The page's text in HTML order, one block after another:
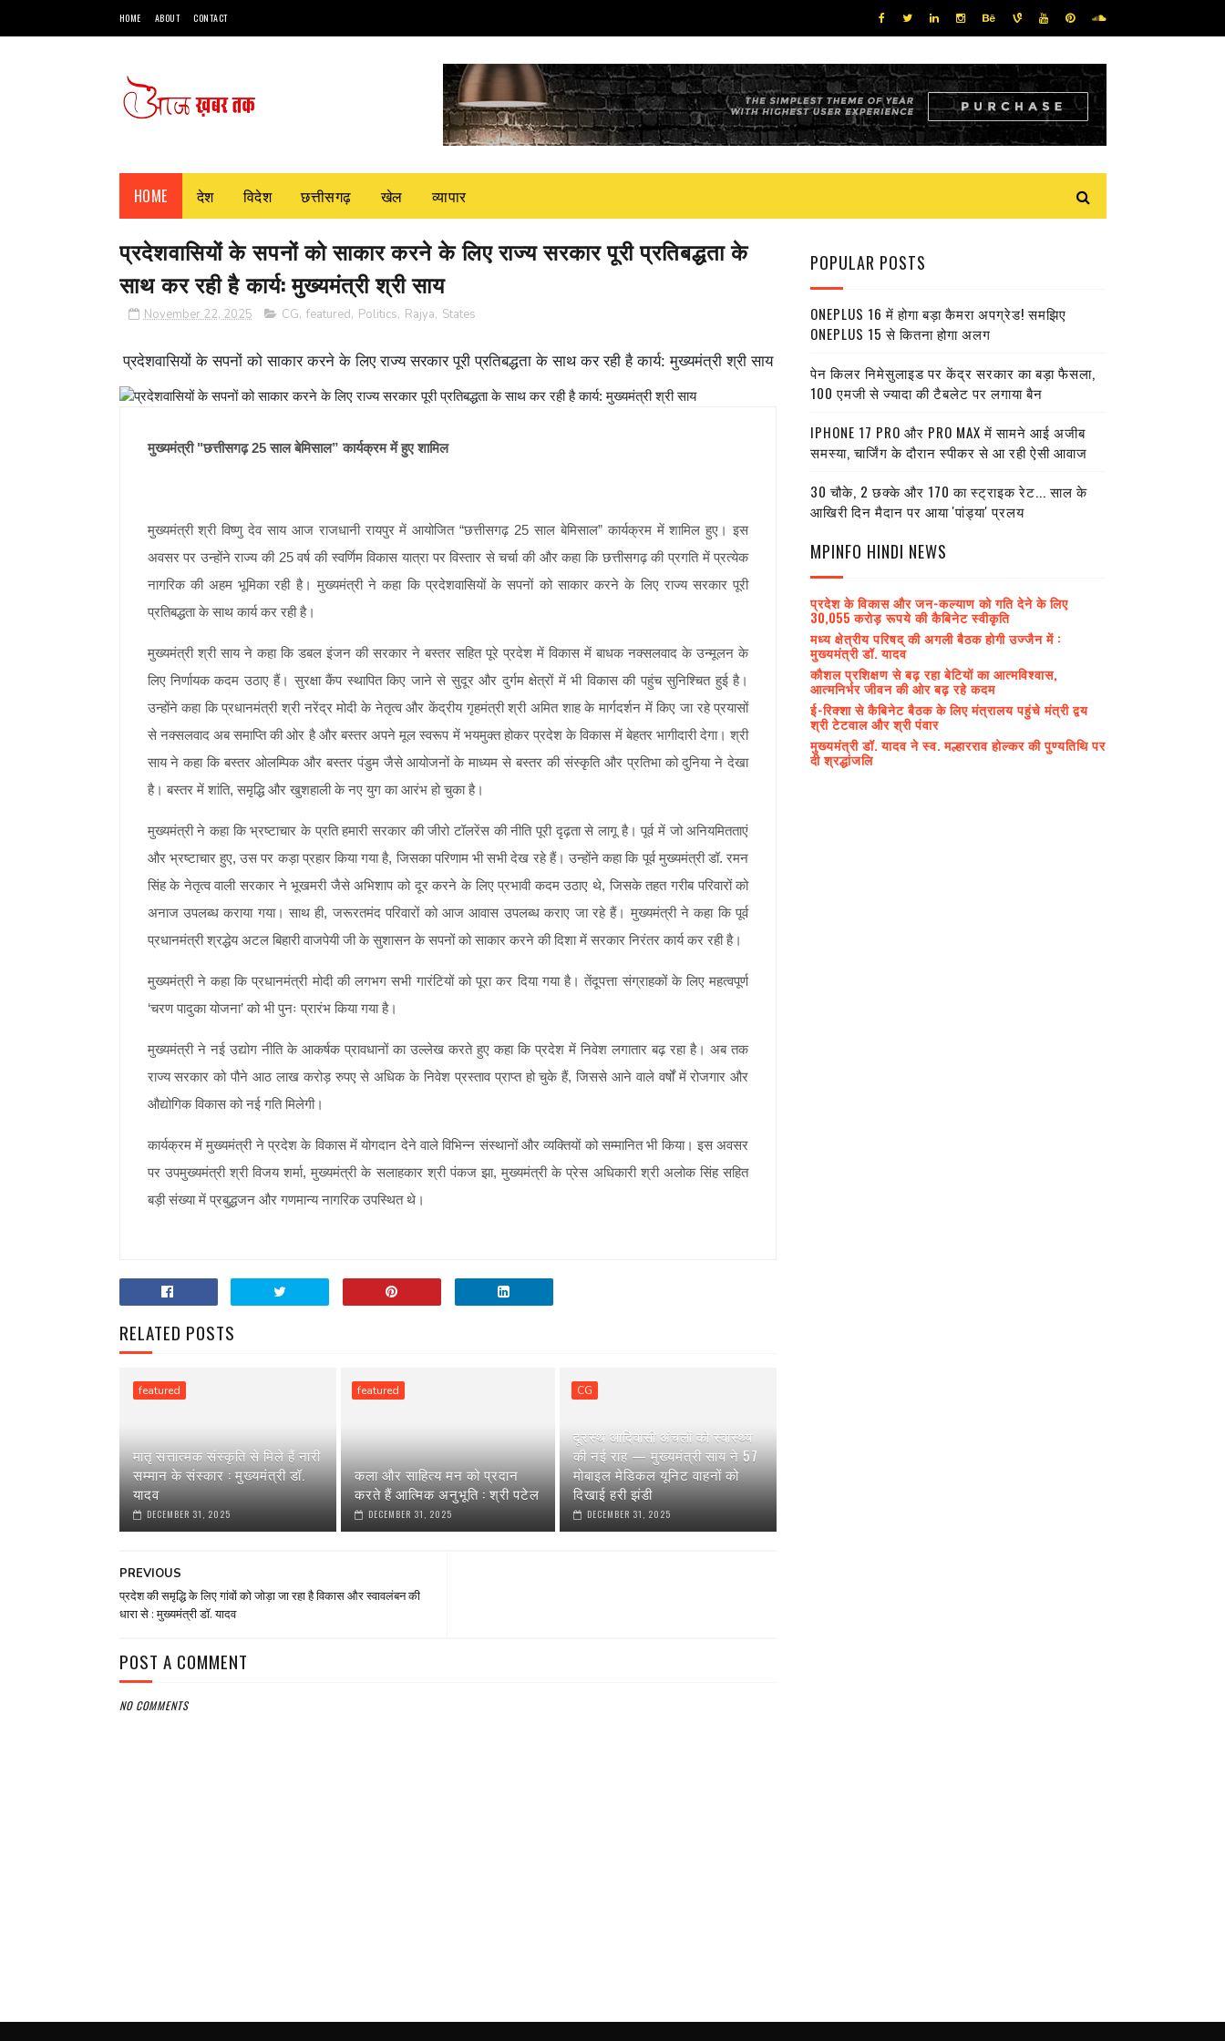
HOME ABOUT CONTACT
HOME देश विदेश छत्तीसगढ़ खेल व्यापार
प्रदेशवासियों के सपनों को साकार करने के लिए राज्य सरकार पूरी प्रतिबद्धता के
साथ कर रही है कार्य: मुख्यमंत्री श्री साय
November 22, 2025 CG, featured, Politics, Rajya, States
प्रदेशवासियों के सपनों को साकार करने के लिए राज्य सरकार पूरी प्रतिबद्धता के साथ कर रही है कार्य: मुख्यमंत्री श्री साय
मुख्यमंत्री "छत्तीसगढ़ 25 साल बेमिसाल” कार्यक्रम में हुए शामिल
मुख्यमंत्री श्री विष्णु देव साय आज राजधानी रायपुर में आयोजित “छत्तीसगढ़ 25 साल बेमिसाल” कार्यक्रम में शामिल हुए। इस
अवसर पर उन्होंने राज्य की 25 वर्ष की स्वर्णिम विकास यात्रा पर विस्तार से चर्चा की और कहा कि छत्तीसगढ़ की प्रगति में प्रत्येक
नागरिक की अहम भूमिका रही है। मुख्यमंत्री ने कहा कि प्रदेशवासियों के सपनों को साकार करने के लिए राज्य सरकार पूरी
प्रतिबद्धता के साथ कार्य कर रही है।
मुख्यमंत्री श्री साय ने कहा कि डबल इंजन की सरकार ने बस्तर सहित पूरे प्रदेश में विकास में बाधक नक्सलवाद के उन्मूलन के
लिए निर्णायक कदम उठाए हैं। सुरक्षा कैंप स्थापित किए जाने से सुदूर और दुर्गम क्षेत्रों में भी विकास की पहुंच सुनिश्चित हुई है।
उन्होंने कहा कि प्रधानमंत्री श्री नरेंद्र मोदी के नेतृत्व और केंद्रीय गृहमंत्री श्री अमित शाह के मार्गदर्शन में किए जा रहे प्रयासों
से नक्सलवाद अब समाप्ति की ओर है और बस्तर अपने मूल स्वरूप में भयमुक्त होकर प्रदेश के विकास में बेहतर भागीदारी देगा। श्री
साय ने कहा कि बस्तर ओलम्पिक और बस्तर पंडुम जैसे आयोजनों के माध्यम से बस्तर की संस्कृति और प्रतिभा को दुनिया ने देखा
है। बस्तर में शांति, समृद्धि और खुशहाली के नए युग का आरंभ हो चुका है।
मुख्यमंत्री ने कहा कि भ्रष्टाचार के प्रति हमारी सरकार की जीरो टॉलरेंस की नीति पूरी दृढ़ता से लागू है। पूर्व में जो अनियमितताएं
और भ्रष्टाचार हुए, उस पर कड़ा प्रहार किया गया है, जिसका परिणाम भी सभी देख रहे हैं। उन्होंने कहा कि पूर्व मुख्यमंत्री डॉ. रमन
सिंह के नेतृत्व वाली सरकार ने भूखमरी जैसे अभिशाप को दूर करने के लिए प्रभावी कदम उठाए थे, जिसके तहत गरीब परिवारों को
अनाज उपलब्ध कराया गया। साथ ही, जरूरतमंद परिवारों को आज आवास उपलब्ध कराए जा रहे हैं। मुख्यमंत्री ने कहा कि पूर्व
प्रधानमंत्री श्रद्धेय अटल बिहारी वाजपेयी जी के सुशासन के सपनों को साकार करने की दिशा में सरकार निरंतर कार्य कर रही है।
मुख्यमंत्री ने कहा कि प्रधानमंत्री मोदी की लगभग सभी गारंटियों को पूरा कर दिया गया है। तेंदूपत्ता संग्राहकों के लिए महत्वपूर्ण
‘चरण पादुका योजना’ को भी पुनः प्रारंभ किया गया है।
मुख्यमंत्री ने नई उद्योग नीति के आकर्षक प्रावधानों का उल्लेख करते हुए कहा कि प्रदेश में निवेश लगातार बढ़ रहा है। अब तक
राज्य सरकार को पौने आठ लाख करोड़ रुपए से अधिक के निवेश प्रस्ताव प्राप्त हो चुके हैं, जिससे आने वाले वर्षों में रोजगार और
औद्योगिक विकास को नई गति मिलेगी।
कार्यक्रम में मुख्यमंत्री ने प्रदेश के विकास में योगदान देने वाले विभिन्न संस्थानों और व्यक्तियों को सम्मानित भी किया। इस अवसर
पर उपमुख्यमंत्री श्री विजय शर्मा, मुख्यमंत्री के सलाहकार श्री पंकज झा, मुख्यमंत्री के प्रेस अधिकारी श्री अलोक सिंह सहित
बड़ी संख्या में प्रबुद्धजन और गणमान्य नागरिक उपस्थित थे।
RELATED POSTS
featured
मातृ सत्तात्मक संस्कृति से मिले हैं नारी
सम्मान के संस्कार : मुख्यमंत्री डॉ.
यादव
DECEMBER 31, 2025
featured
कला और साहित्य मन को प्रदान
करते हैं आत्मिक अनुभूति : श्री पटेल
DECEMBER 31, 2025
CG
दूरस्थ आदिवासी अंचलों को स्वास्थ्य
की नई राह — मुख्यमंत्री साय ने 57
मोबाइल मेडिकल यूनिट वाहनों को
दिखाई हरी झंडी
DECEMBER 31, 2025
PREVIOUS
प्रदेश की समृद्धि के लिए गांवों को जोड़ा जा रहा है विकास और स्वावलंबन की
धारा से : मुख्यमंत्री डॉ. यादव
POST A COMMENT
NO COMMENTS
POPULAR POSTS
ONEPLUS 16 में होगा बड़ा कैमरा अपग्रेड! समझिए
ONEPLUS 15 से कितना होगा अलग
पेन किलर निमेसुलाइड पर केंद्र सरकार का बड़ा फैसला,
100 एमजी से ज्यादा की टैबलेट पर लगाया बैन
IPHONE 17 PRO और PRO MAX में सामने आई अजीब
समस्या, चार्जिंग के दौरान स्पीकर से आ रही ऐसी आवाज
30 चौके, 2 छक्के और 170 का स्ट्राइक रेट... साल के
आखिरी दिन मैदान पर आया 'पांड्या' प्रलय
MPINFO HINDI NEWS
प्रदेश के विकास और जन-कल्याण को गति देने के लिए
30,055 करोड़ रूपये की कैबिनेट स्वीकृति
मध्य क्षेत्रीय परिषद् की अगली बैठक होगी उज्जैन में :
मुख्यमंत्री डॉ. यादव
कौशल प्रशिक्षण से बढ़ रहा बेटियों का आत्मविश्वास,
आत्मनिर्भर जीवन की ओर बढ़ रहे कदम
ई-रिक्शा से कैबिनेट बैठक के लिए मंत्रालय पहुंचे मंत्री द्वय
श्री टेटवाल और श्री पंवार
मुख्यमंत्री डॉ. यादव ने स्व. मल्हारराव होल्कर की पुण्यतिथि पर
दी श्रद्धांजलि